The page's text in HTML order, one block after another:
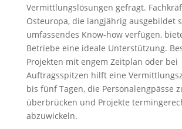
Vermittlungslösungen gefragt.
Osteuropa, die langjährig ausgebildet
umfassendes Know-how verfügen,
Betriebe eine ideale Unterstützung.
Projekten mit engem Zeitplan oder bei
Auftragsspitzen hilft eine
bis fünf Tagen, die Personalengpässe
überbrücken und Projekte
abzuwickeln.